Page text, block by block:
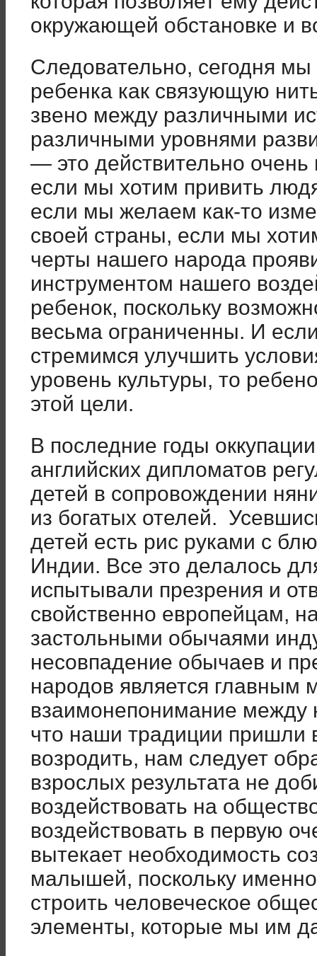
окружающей обстановке и
Следовательно, сегодня
ребенка как связующую
звено между различными
различными уровнями
— это действительно
если мы хотим привить
если мы желаем как-то
своей страны, если мы
черты нашего народа
инструментом нашего
ребенок, поскольку
весьма ограниченны. И
стремимся улучшить
уровень культуры, то
этой цели.
В последние годы
английских дипломатов
детей в сопровождении
из богатых отелей.
детей есть рис руками с
Индии. Все это делалось
испытывали презрения и
свойственно европейцам,
застольными обычаями
несовпадение обычаев и
народов является
взаимонепонимание между
что наши традиции пришли
возродить, нам следует
взрослых результата не
воздействовать на
воздействовать в первую
вытекает необходимость
малышей, поскольку
строить человеческое
элементы, которые мы им